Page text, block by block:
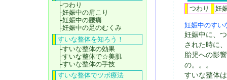
├つわり
├妊娠中の肩こり
├妊娠中の腰痛
├妊娠中の足のむくみ
すいな整体を知ろう！
├すいな整体の効果
├すいな整体で☆美肌
├すいな整体の手技
すいな整体でツボ療法
つわり
妊
妊娠中のすい
妊娠中に、
された時に、
胎児への影
の。。。
すいな整体